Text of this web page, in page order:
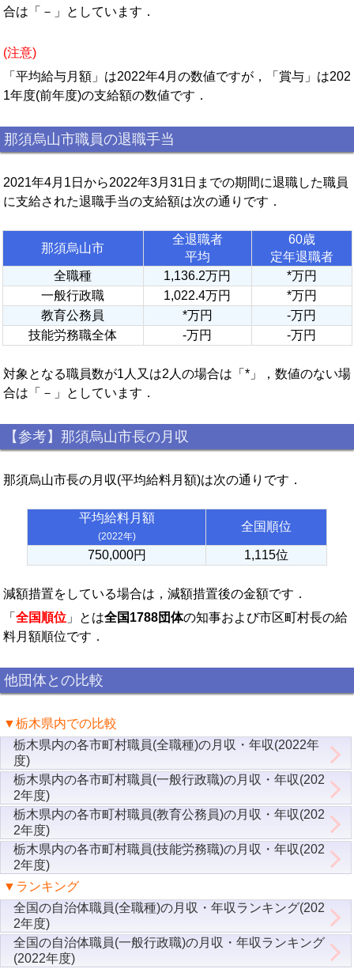
合は「－」としています．
(注意)
「平均給与月額」は2022年4月の数値ですが，「賞与」は202
1年度(前年度)の支給額の数値です．
那須烏山市職員の退職手当
2021年4月1日から2022年3月31日までの期間に退職した職員
に支給された退職手当の支給額は次の通りです．
那須烏山市
全退職者
平均
60歳
定年退職者
全職種
1,136.2万円
*万円
一般行政職
1,022.4万円
*万円
教育公務員
*万円
-万円
技能労務職全体
-万円 -万円
対象となる職員数が1人又は2人の場合は「*」，数値のない場
合は「－」としています．
【参考】那須烏山市長の月収
那須烏山市長の月収(平均給料月額)は次の通りです．
平均給料月額
(2022年)
全国順位
750,000円 1,115位
減額措置をしている場合は，減額措置後の金額です．
「 全国順位 」とは全国1788団体の知事および市区町村長の給
料月額順位です．
他団体との比較
▼栃木県内での比較
栃木県内の各市町村職員(全職種)の月収・年収(2022年
度)
栃木県内の各市町村職員(一般行政職)の月収・年収(202
2年度)
栃木県内の各市町村職員(教育公務員)の月収・年収(202
2年度)
栃木県内の各市町村職員(技能労務職)の月収・年収(202
2年度)
▼ランキング
全国の自治体職員(全職種)の月収・年収ランキング(202
2年度)
全国の自治体職員(一般行政職)の月収・年収ランキング
(2022年度)